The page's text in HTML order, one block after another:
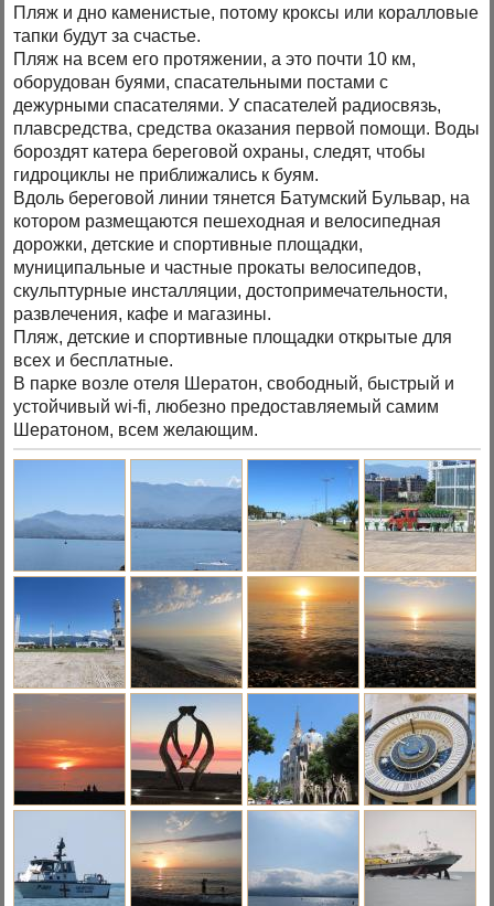
Пляж и дно каменистые, потому кроксы или коралловые
тапки будут за счастье.
Пляж на всем его протяжении, а это почти 10 км,
оборудован буями, спасательными постами с
дежурными спасателями. У спасателей радиосвязь,
плавсредства, средства оказания первой помощи. Воды
бороздят катера береговой охраны, следят, чтобы
гидроциклы не приближались к буям.
Вдоль береговой линии тянется Батумский Бульвар, на
котором размещаются пешеходная и велосипедная
дорожки, детские и спортивные площадки,
муниципальные и частные прокаты велосипедов,
скульптурные инсталляции, достопримечательности,
развлечения, кафе и магазины.
Пляж, детские и спортивные площадки открытые для
всех и бесплатные.
В парке возле отеля Шератон, свободный, быстрый и
устойчивый wi-fi, любезно предоставляемый самим
Шератоном, всем желающим.